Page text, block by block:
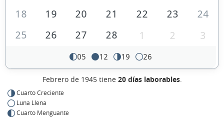
18
19 20 21 22 23
24
25
26 27 28 1 2 3
05 12 19 26
Febrero de 1945 tiene 20 días laborables.
Cuarto Creciente
Luna Llena
Cuarto Menguante